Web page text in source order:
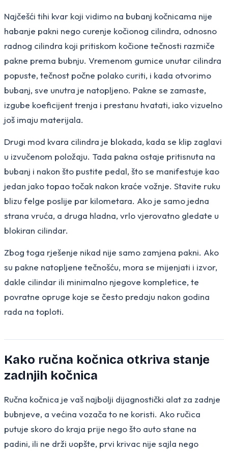
Najčešći tihi kvar koji vidimo na bubanj kočnicama nije
habanje pakni nego curenje kočionog cilindra, odnosno
radnog cilindra koji pritiskom kočione tečnosti razmiče
pakne prema bubnju. Vremenom gumice unutar cilindra
popuste, tečnost počne polako curiti, i kada otvorimo
bubanj, sve unutra je natopljeno. Pakne se zamaste,
izgube koeficijent trenja i prestanu hvatati, iako vizuelno
još imaju materijala.
Drugi mod kvara cilindra je blokada, kada se klip zaglavi
u izvučenom položaju. Tada pakna ostaje pritisnuta na
bubanj i nakon što pustite pedal, što se manifestuje kao
jedan jako topao točak nakon kraće vožnje. Stavite ruku
blizu felge poslije par kilometara. Ako je samo jedna
strana vruća, a druga hladna, vrlo vjerovatno gledate u
blokiran cilindar.
Zbog toga rješenje nikad nije samo zamjena pakni. Ako
su pakne natopljene tečnošću, mora se mijenjati i izvor,
dakle cilindar ili minimalno njegove kompletice, te
povratne opruge koje se često predaju nakon godina
rada na toploti.
Kako ručna kočnica otkriva stanje
zadnjih kočnica
Ručna kočnica je vaš najbolji dijagnostički alat za zadnje
bubnjeve, a većina vozača to ne koristi. Ako ručica
putuje skoro do kraja prije nego što auto stane na
padini, ili ne drži uopšte, prvi krivac nije sajla nego